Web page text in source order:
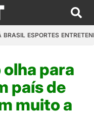
BRASIL ESPORTES
para
país de
muito a